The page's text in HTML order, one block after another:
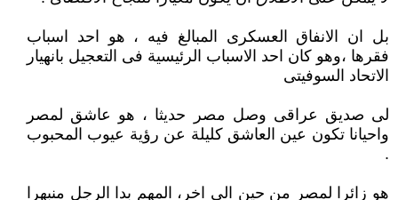
بل ان الانفاق العسكرى المبالغ فيه ، هو احد اسباب
فقرها ،وهو كان احد الاسباب الرئيسية فى التعجيل بانهيار
الاتحاد السوفيتى
لى صديق عراقى وصل مصر حديثا ، هو عاشق لمصر
واحيانا تكون عين العاشق كليلة عن رؤية عيوب المحبوب
.
هو زائرا لمصر من حين الى اخر، المهم بدا الرجل منبهرا